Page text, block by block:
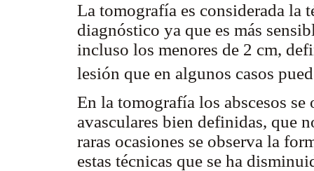
La tomografía es considerada la
diagnóstico ya que es más
incluso los menores de 2 cm,
lesión que en algunos casos
En la tomografía los abscesos se
avasculares bien definidas, que
raras ocasiones se observa la
estas técnicas que se ha